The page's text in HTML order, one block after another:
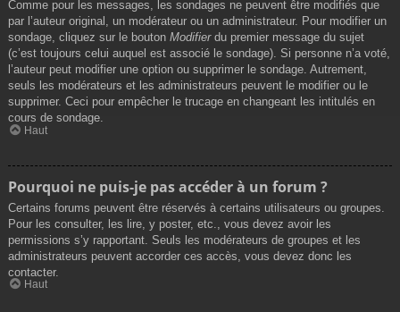
Comme pour les messages, les sondages ne peuvent être modifiés que
par l’auteur original, un modérateur ou un administrateur. Pour modifier un
sondage, cliquez sur le bouton Modifierdu premier message du sujet
(c’est toujours celui auquel est associé le sondage). Si personne n’a voté,
l’auteur peut modifier une option ou supprimer le sondage. Autrement,
seuls les modérateurs et les administrateurs peuvent le modifier ou le
supprimer. Ceci pour empêcher le trucage en changeant les intitulés en
cours de sondage.
Haut
Pourquoi ne puis-je pas accéder à un forum ?
Certains forums peuvent être réservés à certains utilisateurs ou groupes.
Pour les consulter, les lire, y poster, etc., vous devez avoir les
permissions s’y rapportant. Seuls les modérateurs de groupes et les
administrateurs peuvent accorder ces accès, vous devez donc les
contacter.
Haut